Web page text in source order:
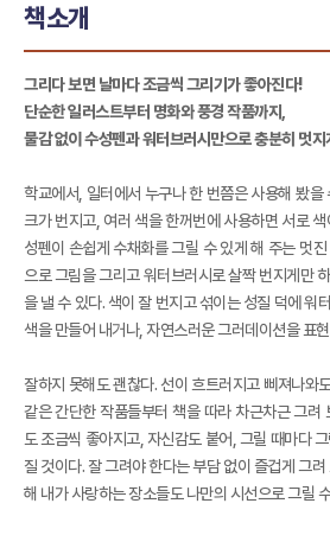
책소개
그리다 보면 날마다 조금씩 그리기가 좋아진다!
단순한 일러스트부터 명화와 풍경 작품까지,
물감 없이 수성펜과 워터브러시만으로 충분히 멋
학교에서, 일터에서 누구나 한 번쯤은 사용해 봤을
크가 번지고, 여러 색을 한꺼번에 사용하면 서로
성펜이 손쉽게 수채화를 그릴 수 있게 해 주는 멋
으로 그림을 그리고 워터브러시로 살짝 번지게만
을 낼 수 있다. 색이 잘 번지고 섞이는 성질 덕에 워
색을 만들어 내거나, 자연스러운 그러데이션을 표
잘하지 못해도 괜찮다. 선이 흐트러지고 삐져나와
같은 간단한 작품들부터 책을 따라 차근차근 그려
도 조금씩 좋아지고, 자신감도 붙어, 그릴 때마다
질 것이다. 잘 그려야 한다는 부담 없이 즐겁게 그
해 내가 사랑하는 장소들도 나만의 시선으로 그릴